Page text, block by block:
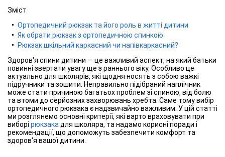
Зміст
Ортопедичний рюкзак та його роль в житті дитини
Як обрати рюкзак з ортопедичною спинкою
Рюкзак шкільний каркасний чи напівкаркасний?
Здоров'я спини дитини — це важливий аспект, на який батьки
повинні звертати увагу ще з раннього віку. Особливо це
актуально для школярів, які щодня носять з собою важкі
підручники та зошити. Неправильно підібраний наплічник
може стати причиною багатьох проблем зі спиною, від болю
та втоми до серйозних захворювань хребта. Саме тому вибір
ортопедичного рюкзака є надзвичайно важливим. У цій статті
ми розглянемо основні критерії, які варто враховувати при
виборі рюкзакадля школяра, та надамо корисні поради і
рекомендації, що допоможуть забезпечити комфорт та
здоров'я вашої дитини.